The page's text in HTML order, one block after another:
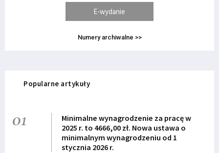
E-wydanie
Numery archiwalne >>
Popularne artykuły
01
Minimalne wynagrodzenie za pracę w
2025 r. to 4666,00 zł. Nowa ustawa o
minimalnym wynagrodzeniu od 1
stycznia 2026 r.